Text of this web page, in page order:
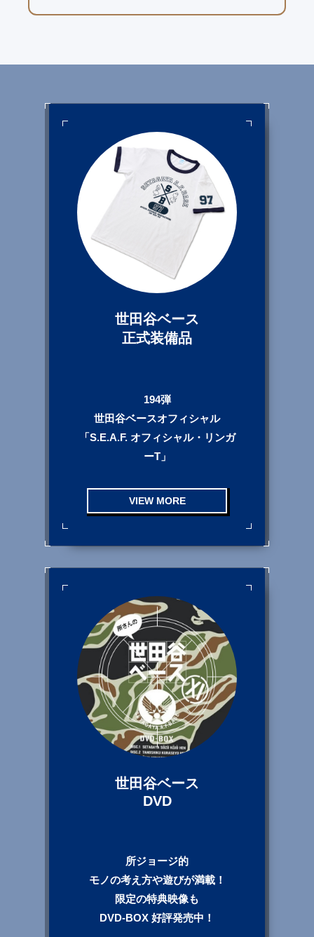
世田谷ベース
正式装備品
194弾
世田谷ベースオフィシャル
「S.E.A.F. オフィシャル・リンガ
ーT」
VIEW MORE
世田谷ベース
DVD
所ジョージ的
モノの考え方や遊びが満載！
限定の特典映像も
DVD-BOX 好評発売中！